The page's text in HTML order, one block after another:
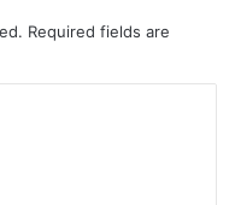
Required fields are